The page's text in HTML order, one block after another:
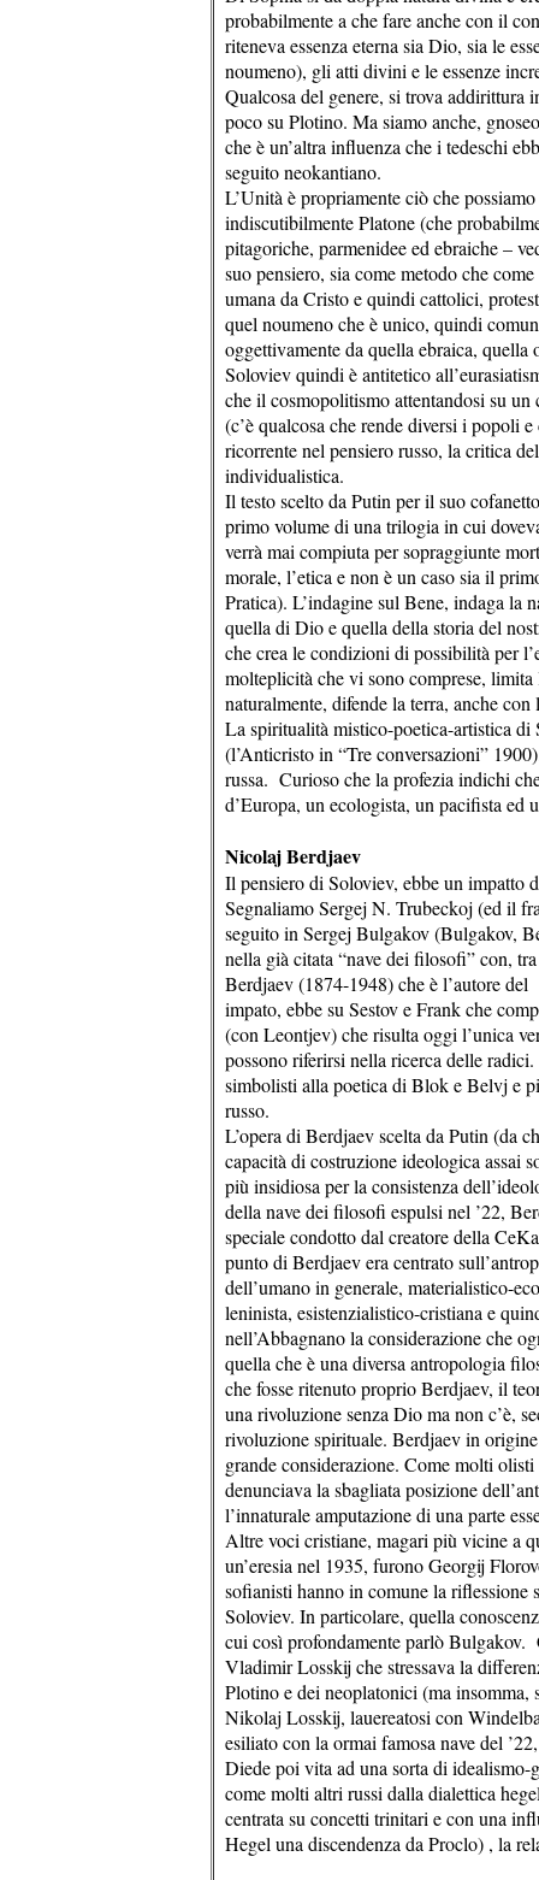
probabilmente a che fare anche con il
riteneva essenza eterna sia Dio, sia le
noumeno), gli atti divini e le essenze
Qualcosa del genere, si trova addirittura
poco su Plotino. Ma siamo anche,
che è un’altra influenza che i tedeschi
seguito neokantiano.
L’Unità è propriamente ciò che
indiscutibilmente Platone (che
pitagoriche, parmenidee ed ebraiche –
suo pensiero, sia come metodo che
umana da Cristo e quindi cattolici,
quel noumeno che è unico, quindi
oggettivamente da quella ebraica,
Soloviev quindi è antitetico
che il cosmopolitismo attentandosi su
(c’è qualcosa che rende diversi i popoli
ricorrente nel pensiero russo, la critica
individualistica.
Il testo scelto da Putin per il suo
primo volume di una trilogia in cui
verrà mai compiuta per sopraggiunte
morale, l’etica e non è un caso sia il
Pratica). L’indagine sul Bene, indaga la
quella di Dio e quella della storia del
che crea le condizioni di possibilità per
molteplicità che vi sono comprese,
naturalmente, difende la terra, anche con
La spiritualità mistico-poetica-artistica di
(l’Anticristo in “Tre conversazioni”
russa. Curioso che la profezia indichi
d’Europa, un ecologista, un pacifista
Nicolaj Berdjaev
Il pensiero di Soloviev, ebbe un impatto
Segnaliamo Sergej N. Trubeckoj (ed il
seguito in Sergej Bulgakov (Bulgakov,
nella già citata “nave dei filosofi” con,
Berdjaev (1874-1948) che è l’autore
impato, ebbe su Sestov e Frank che
(con Leontjev) che risulta oggi l’unica
possono riferirsi nella ricerca delle
simbolisti alla poetica di Blok e Belvj e
russo.
L’opera di Berdjaev scelta da Putin (da
capacità di costruzione ideologica assai
più insidiosa per la consistenza
della nave dei filosofi espulsi nel ’22,
speciale condotto dal creatore della
punto di Berdjaev era centrato
dell’umano in generale, materialistico-
leninista, esistenzialistico-cristiana e
nell’Abbagnano la considerazione che
quella che è una diversa antropologia
che fosse ritenuto proprio Berdjaev, il
una rivoluzione senza Dio ma non c’è,
rivoluzione spirituale. Berdjaev in
grande considerazione. Come molti
denunciava la sbagliata posizione
l’innaturale amputazione di una parte
Altre voci cristiane, magari più vicine a
un’eresia nel 1935, furono Georgij
sofianisti hanno in comune la
Soloviev. In particolare, quella
cui così profondamente parlò
Vladimir Losskij che stressava la
Plotino e dei neoplatonici (ma
Nikolaj Losskij, lauereatosi con
esiliato con la ormai famosa nave del
Diede poi vita ad una sorta di
come molti altri russi dalla dialettica
centrata su concetti trinitari e con una
Hegel una discendenza da Proclo) , la